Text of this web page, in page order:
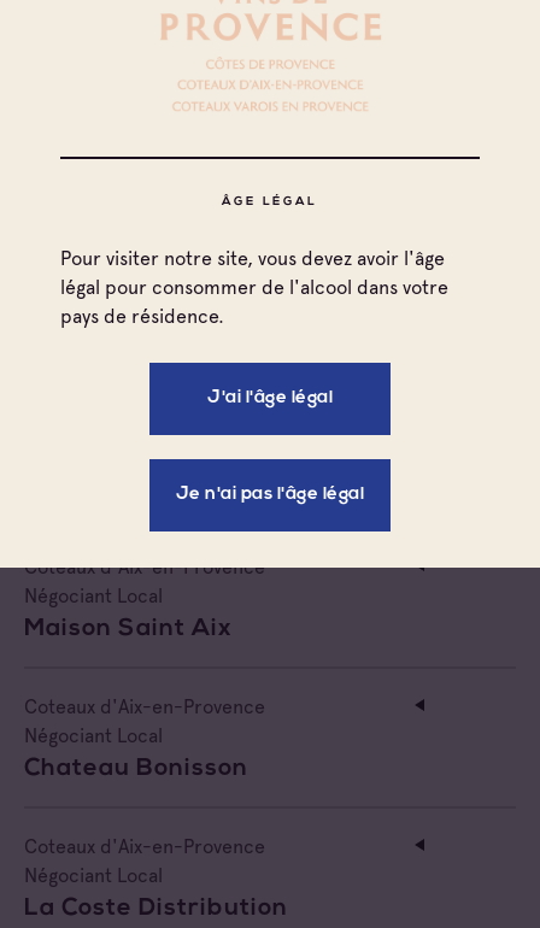
ÂGE LÉGAL
Pour visiter notre site, vous devez avoir l'âge
légal pour consommer de l'alcool dans votre
pays de résidence.
J'ai l'âge légal
Je n'ai pas l'âge légal
Côtes de Provence
Côtes de Provence La Londe
Coteaux d'Aix-en-Provence
La Sangliere
Côtes de Provence Sainte Victoire
Coteaux d'Aix-en-Provence
Négociant Local
Négociant Local
Coteaux d'Aix-en-Provence
Négociant Local
Maison Saint Aix
Coteaux d'Aix-en-Provence
Négociant Local
Chateau Bonisson
Coteaux d'Aix-en-Provence
Négociant Local
La Coste Distribution